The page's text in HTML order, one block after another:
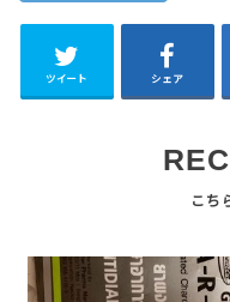
ツイート シェア